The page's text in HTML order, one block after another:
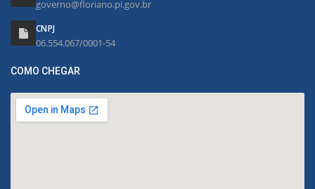
governo@floriano.pi.gov.br
CNPJ
06.554.067/0001-54
COMO CHEGAR